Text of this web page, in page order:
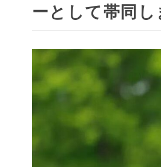
ーとして帯同し